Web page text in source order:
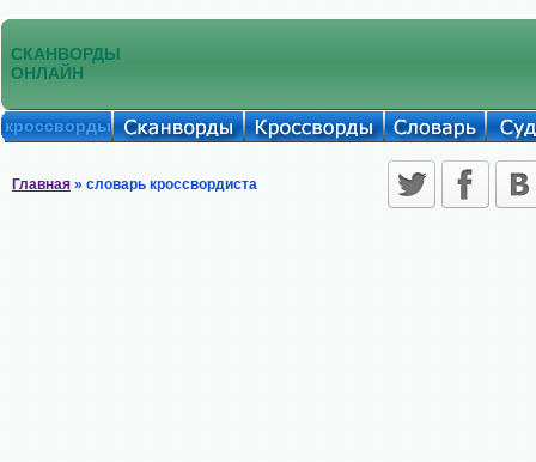
СКАНВОРДЫ
ОНЛАЙН
кроссворды
Главная » словарь кроссвордиста